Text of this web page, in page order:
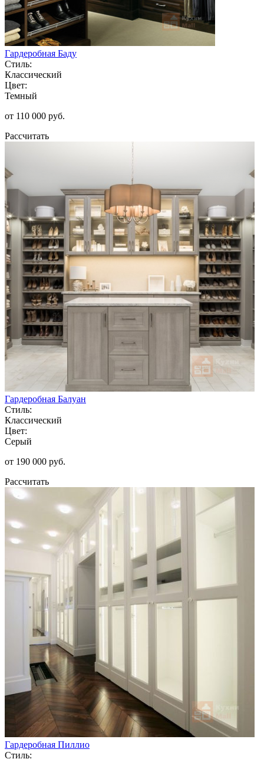
Гардеробная Баду
Стиль:
Классический
Цвет:
Темный
от 110 000 руб.
Рассчитать
Гардеробная Балуан
Стиль:
Классический
Цвет:
Серый
от 190 000 руб.
Рассчитать
Гардеробная Пиллио
Стиль: